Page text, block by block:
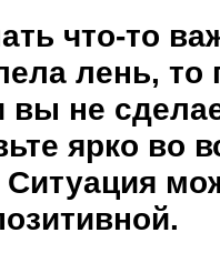
что-то
лень, то
вы не
ярко во